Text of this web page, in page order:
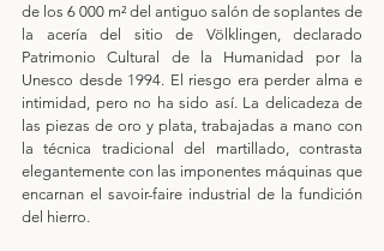
de los 6 000 m² del antiguo salón de soplantes de
la acería del sitio de Völklingen, declarado
Patrimonio Cultural de la Humanidad por la
Unesco desde 1994. El riesgo era perder alma e
intimidad, pero no ha sido así. La delicadeza de
las piezas de oro y plata, trabajadas a mano con
la técnica tradicional del martillado, contrasta
elegantemente con las imponentes máquinas que
encarnan el savoir-faire industrial de la fundición
del hierro.